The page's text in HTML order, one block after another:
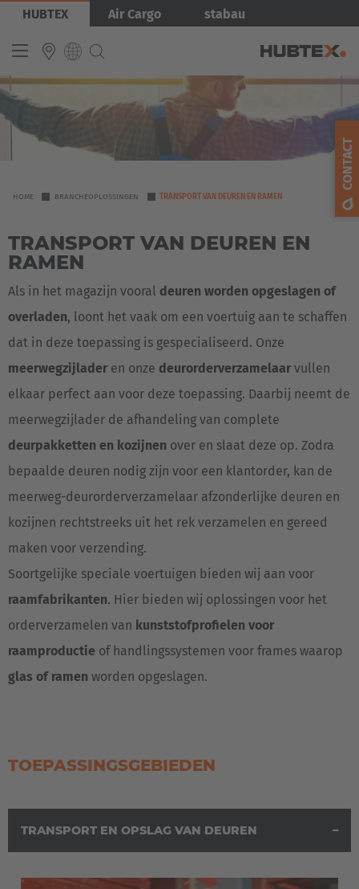
Overslaan
naar
inhoud
gaan
HUBTEX Air Cargo stabau
INTERNATIONAL
English
Español
Afbeelding
YOU
HERE
HOME BRANCHEOPLOSSINGEN TRANSPORT VAN DEUREN EN RAMEN
TRANSPORT VAN DEUREN EN
RAMEN
Als in het magazijn vooral deuren worden opgeslagen of
overladen, loont het vaak om een voertuig aan te schaffen
dat in deze toepassing is gespecialiseerd. Onze
meerwegzijlader en onze deurorderverzamelaar vullen
elkaar perfect aan voor deze toepassing. Daarbij neemt de
meerwegzijlader de afhandeling van complete
deurpakketten en kozijnen over en slaat deze op. Zodra
bepaalde deuren nodig zijn voor een klantorder, kan de
meerweg-deurorderverzamelaar afzonderlijke deuren en
kozijnen rechtstreeks uit het rek verzamelen en gereed
maken voor verzending.
Soortgelijke speciale voertuigen bieden wij aan voor
raamfabrikanten. Hier bieden wij oplossingen voor het
orderverzamelen van kunststofprofielen voor
raamproductie of handlingssystemen voor frames waarop
glas of ramen worden opgeslagen.
TOEPASSINGSGEBIEDEN
TRANSPORT EN OPSLAG VAN DEUREN
CONTACT